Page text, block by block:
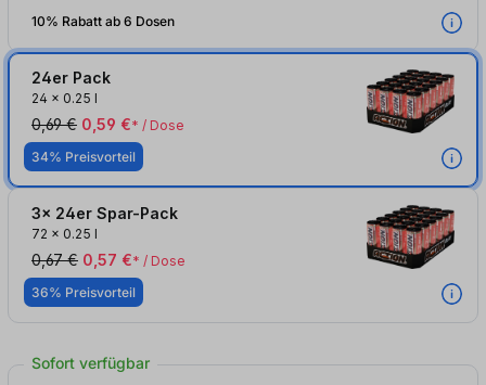
10% Rabatt ab 6 Dosen
24er Pack
24 x 0.25 l
0,69 € 0,59 €* / Dose
34% Preisvorteil
3x 24er Spar-Pack
72 x 0.25 l
0,67 € 0,57 €* / Dose
36% Preisvorteil
Sofort verfügbar